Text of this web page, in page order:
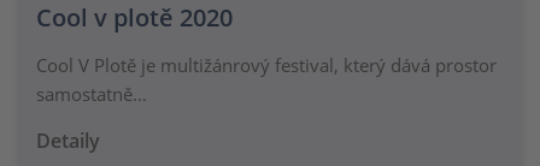
Cool v plotě 2020
Cool V Plotě je multižánrový festival, který dává prostor
samostatně…
Detaily